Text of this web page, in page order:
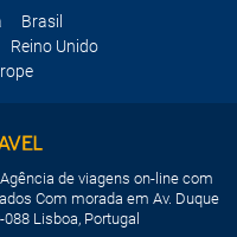
Brasil
Reino Unido
de viagens on-line com
Com morada em Av. Duque
Lisboa, Portugal